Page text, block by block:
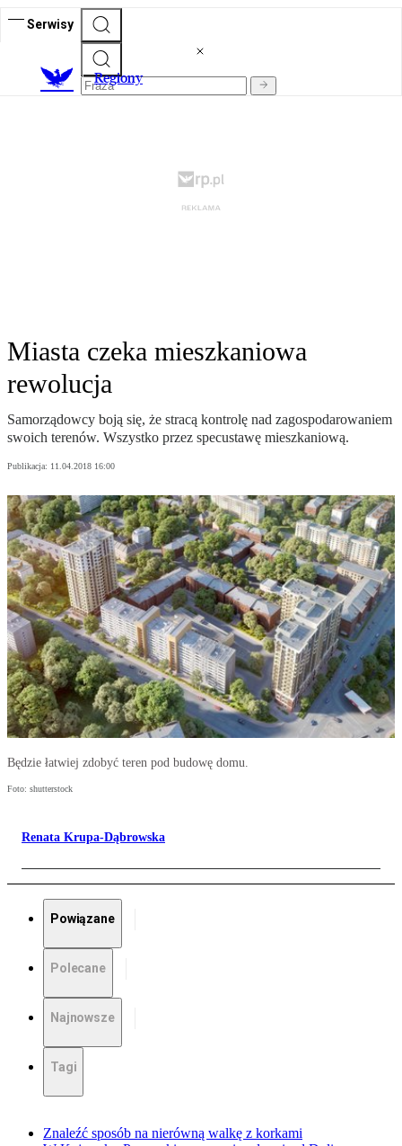
Serwisy
Regiony
Miasta czeka mieszkaniowa
rewolucja
Samorządowcy boją się, że stracą kontrolę nad zagospodarowaniem
swoich terenów. Wszystko przez specustawę mieszkaniową.
Publikacja: 11.04.2018 16:00
Będzie łatwiej zdobyć teren pod budowę domu.
Foto: shutterstock
Renata Krupa-Dąbrowska
Powiązane
Polecane
Najnowsze
Tagi
Znaleźć sposób na nierówną walkę z korkami